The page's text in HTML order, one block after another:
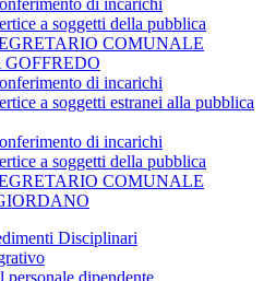
a soggetti della pubblica
COMUNALE
di incarichi
a soggetti estranei alla pubblica
di incarichi
a soggetti della pubblica
COMUNALE
Disciplinari
personale dipendente